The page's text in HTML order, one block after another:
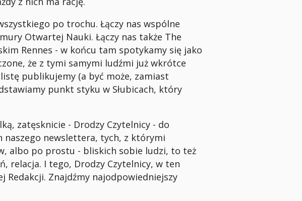
po trochu. Łączy nas wspólne
Otwartej Nauki. Łączy nas także The
Rennes - w końcu tam spotykamy się jako
że z tymi samymi ludźmi już wkrótce
publikujemy (a być może, zamiast
punkt styku w Słubicach, który
zatęsknicie - Drodzy Czytelnicy - do
naszego newslettera, tych, z którymi
albo po prostu - bliskich sobie ludzi, to też
relacja. I tego, Drodzy Czytelnicy, w ten
Redakcji. Znajdźmy najodpowiedniejszy